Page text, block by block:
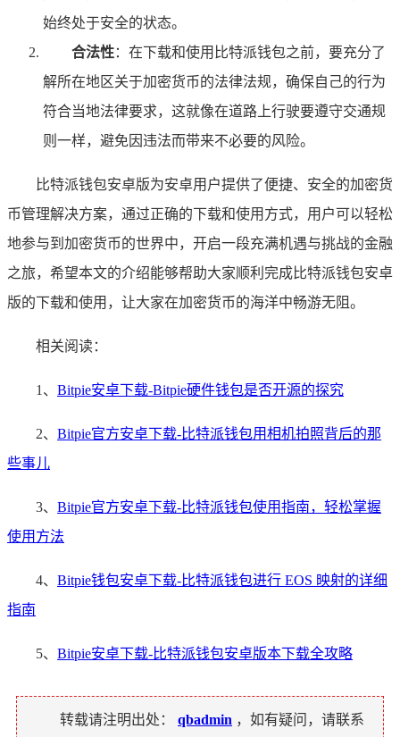
始终处于安全的状态。
合法性：在下载和使用比特派钱包之前，要充分了
解所在地区关于加密货币的法律法规，确保自己的行为
符合当地法律要求，这就像在道路上行驶要遵守交通规
则一样，避免因违法而带来不必要的风险。
比特派钱包安卓版为安卓用户提供了便捷、安全的加密货
币管理解决方案，通过正确的下载和使用方式，用户可以轻松
地参与到加密货币的世界中，开启一段充满机遇与挑战的金融
之旅，希望本文的介绍能够帮助大家顺利完成比特派钱包安卓
版的下载和使用，让大家在加密货币的海洋中畅游无阻。
相关阅读：
1、 Bitpie安卓下载-Bitpie硬件钱包是否开源的探究
2、 Bitpie官方安卓下载-比特派钱包用相机拍照背后的那
些事儿
3、 Bitpie官方安卓下载-比特派钱包使用指南，轻松掌握
使用方法
4、 Bitpie钱包安卓下载-比特派钱包进行 EOS 映射的详细
指南
5、 Bitpie安卓下载-比特派钱包安卓版本下载全攻略
转载请注明出处： qbadmin ，如有疑问，请联系